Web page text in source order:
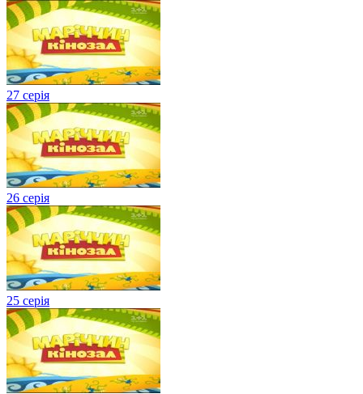
27 серія
26 серія
25 серія